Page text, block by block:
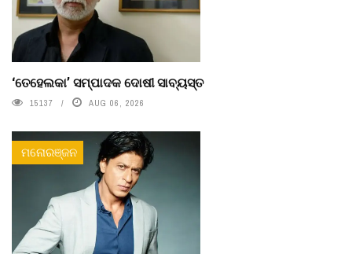
‘ତେହେଲକା’ ସମ୍ପାଦକ ଦୋଷୀ ସାବ୍ୟସ୍ତ
15137 AUG 06, 2026
ମନୋରଞ୍ଜନ